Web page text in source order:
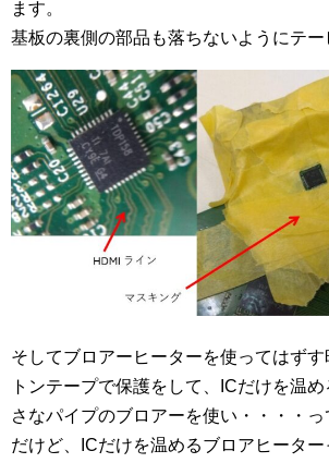
ます。
基板の裏側の部品も落ちないようにテー
そしてブロアーヒーターを使ってはず
トンテープで保護をして、ICだけを温
さなパイプのブロアーを使い・・・・
だけど、ICだけを温めるブロアヒータ